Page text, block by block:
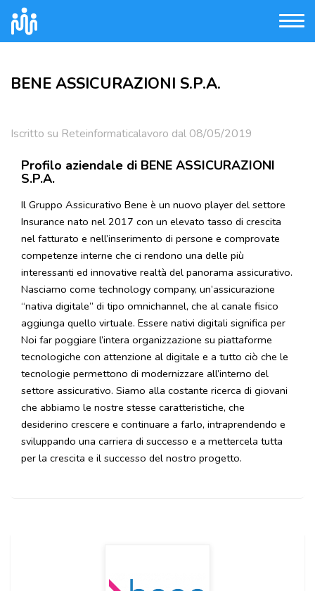
BENE ASSICURAZIONI S.P.A.
Iscritto su Reteinformaticalavoro dal 08/05/2019
Profilo aziendale di BENE ASSICURAZIONI
S.P.A.
Il Gruppo Assicurativo Bene è un nuovo player del settore
Insurance nato nel 2017 con un elevato tasso di crescita
nel fatturato e nell’inserimento di persone e comprovate
competenze interne che ci rendono una delle più
interessanti ed innovative realtà del panorama assicurativo.
Nasciamo come technology company, un’assicurazione
“nativa digitale” di tipo omnichannel, che al canale fisico
aggiunga quello virtuale. Essere nativi digitali significa per
Noi far poggiare l’intera organizzazione su piattaforme
tecnologiche con attenzione al digitale e a tutto ciò che le
tecnologie permettono di modernizzare all’interno del
settore assicurativo. Siamo alla costante ricerca di giovani
che abbiamo le nostre stesse caratteristiche, che
desiderino crescere e continuare a farlo, intraprendendo e
sviluppando una carriera di successo e a mettercela tutta
per la crescita e il successo del nostro progetto.